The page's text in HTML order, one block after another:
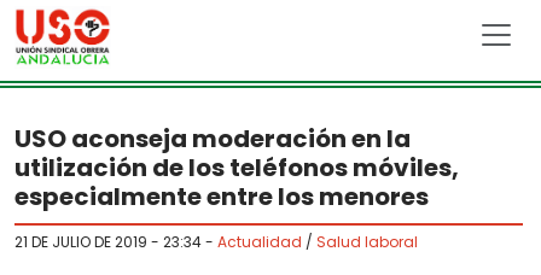
Skip to main content
USO aconseja moderación en la
utilización de los teléfonos móviles,
especialmente entre los menores
21 DE JULIO DE 2019 - 23:34- Actualidad / Salud laboral